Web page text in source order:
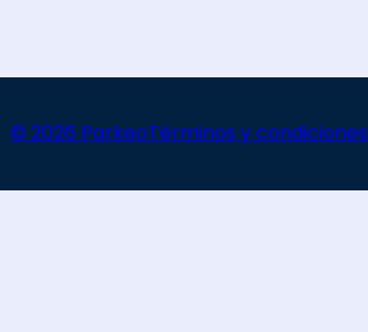
© 2026 ParkeoTérminos y condiciones